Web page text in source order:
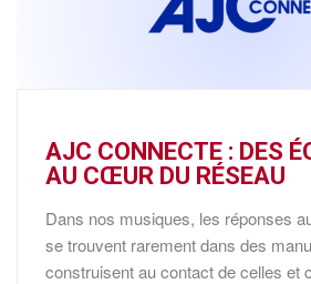
AJC CONNECTE : DES
AU CŒUR DU RÉSEAU
Dans nos musiques, les réponses
se trouvent rarement dans des
construisent au contact de celles et